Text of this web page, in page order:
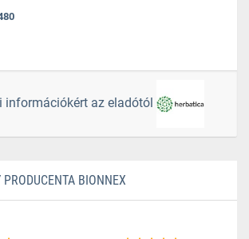
információkért az eladótól
BIONNEX